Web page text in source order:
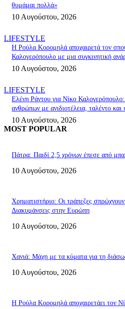
θυμάμαι πολλά»
10 Αυγούστου, 2026
LIFESTYLE
Η Ρούλα Κορομηλά αποχαιρετά τον
Καλογερόπουλο με μια συγκινητική
10 Αυγούστου, 2026
LIFESTYLE
Ελένη Ράντου για Νίκο Καλογερόπουλο:
ανθρώπων με ανιδιοτέλεια, ταλέντο και
10 Αυγούστου, 2026
MOST POPULAR
Πάτρα: Παιδί 2,5 χρόνων έπεσε από
10 Αυγούστου, 2026
Χρηματιστήριο: Οι τράπεζες
Διακυμάνσεις στην Ευρώπη
10 Αυγούστου, 2026
Χανιά: Μάχη με τα κύματα για τη
10 Αυγούστου, 2026
Η Ρούλα Κορομηλά αποχαιρετάει τον